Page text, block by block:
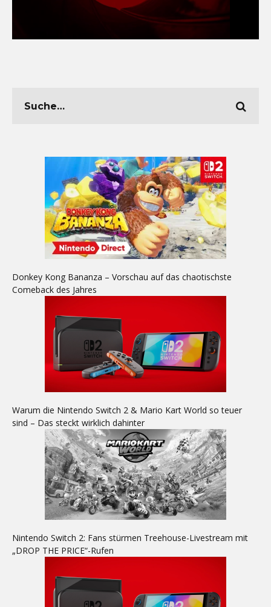
Donkey Kong Bananza – Vorschau auf das chaotischste
Comeback des Jahres
Warum die Nintendo Switch 2 & Mario Kart World so teuer
sind – Das steckt wirklich dahinter
Nintendo Switch 2: Fans stürmen Treehouse-Livestream mit
„DROP THE PRICE“-Rufen